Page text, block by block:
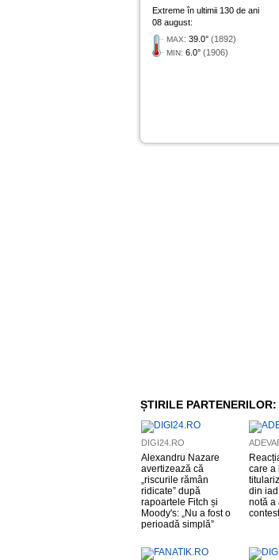
Extreme în ultimii 130 de ani
08 august:
MAX: 39.0° (1892)
MIN: 6.0° (1906)
ȘTIRILE PARTENERILOR:
DIGI24.RO
Alexandru Nazare
avertizează că
„riscurile rămân
ridicate” după
rapoartele Fitch și
Moody's: „Nu a fost o
perioadă simplă”
care a
din iad
notă a